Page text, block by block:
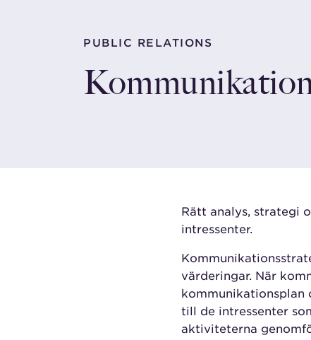
PUBLIC RELATIONS
Rätt analys, strategi
intressenter.
värderingar. När
kommunikationsplan
till de intressenter
aktiviteterna